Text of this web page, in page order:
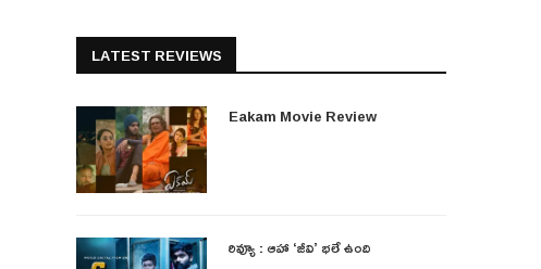
LATEST REVIEWS
Eakam Movie Review
రివ్యూ : ఆహా ‘జీవి’ భలే ఉంది